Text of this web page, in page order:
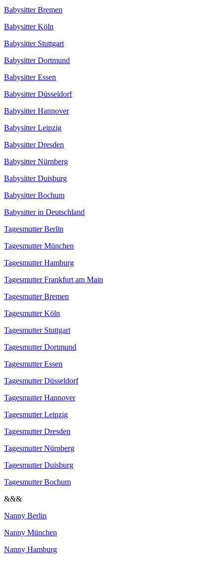
Babysitter Bremen
Babysitter Köln
Babysitter Stuttgart
Babysitter Dortmund
Babysitter Essen
Babysitter Düsseldorf
Babysitter Hannover
Babysitter Leipzig
Babysitter Dresden
Babysitter Nürnberg
Babysitter Duisburg
Babysitter Bochum
Babysitter in Deutschland
Tagesmutter Berlin
Tagesmutter München
Tagesmutter Hamburg
Tagesmutter Frankfurt am Main
Tagesmutter Bremen
Tagesmutter Köln
Tagesmutter Stuttgart
Tagesmutter Dortmund
Tagesmutter Essen
Tagesmutter Düsseldorf
Tagesmutter Hannover
Tagesmutter Leipzig
Tagesmutter Dresden
Tagesmutter Nürnberg
Tagesmutter Duisburg
Tagesmutter Bochum
&&&
Nanny Berlin
Nanny München
Nanny Hamburg